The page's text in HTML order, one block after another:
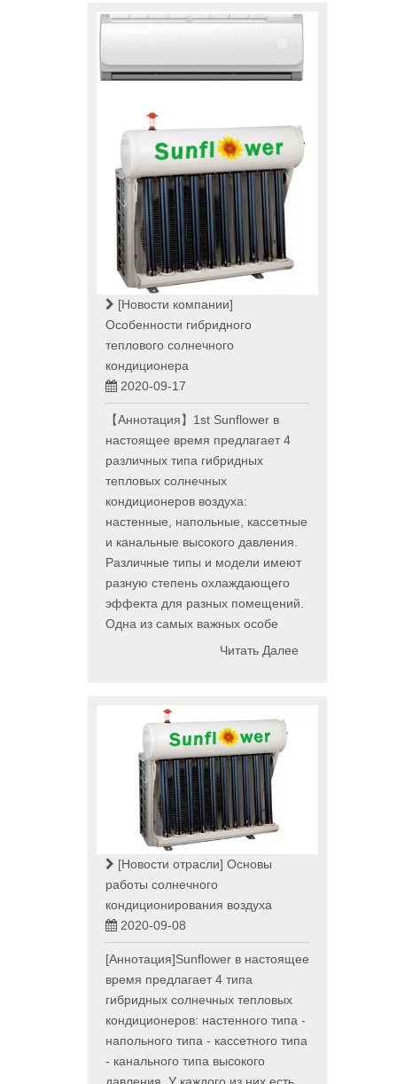
[Новости компании]
Особенности гибридного
теплового солнечного
кондиционера
2020-09-17
【Аннотация】1st Sunflower в
настоящее время предлагает 4
различных типа гибридных
тепловых солнечных
кондиционеров воздуха:
настенные, напольные, кассетные
и канальные высокого давления.
Различные типы и модели имеют
разную степень охлаждающего
эффекта для разных помещений.
Одна из самых важных особе
Читать Далее
[Новости отрасли] Основы
работы солнечного
кондиционирования воздуха
2020-09-08
[Аннотация]Sunflower в настоящее
время предлагает 4 типа
гибридных солнечных тепловых
кондиционеров: настенного типа -
напольного типа - кассетного типа
- канального типа высокого